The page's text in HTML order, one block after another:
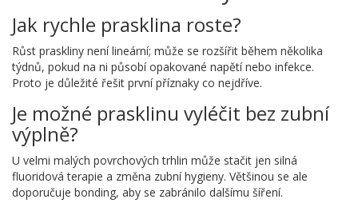
Jak rychle prasklina roste?
Růst praskliny není lineární; může se rozšířit během několika
týdnů, pokud na ni působí opakované napětí nebo infekce.
Proto je důležité řešit první příznaky co nejdříve.
Je možné prasklinu vyléčit bez zubní
výplně?
U velmi malých povrchových trhlin může stačit jen silná
fluoridová terapie a změna zubní hygieny. Většinou se ale
doporučuje bonding, aby se zabránilo dalšímu šíření.